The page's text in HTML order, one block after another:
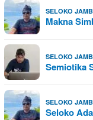
SELOKO
Makna
SELOKO
Semiotika
SELOKO
Seloko